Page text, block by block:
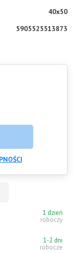
40x50
5905525513873
1 dzień
roboczy
1-2 dni
robocze